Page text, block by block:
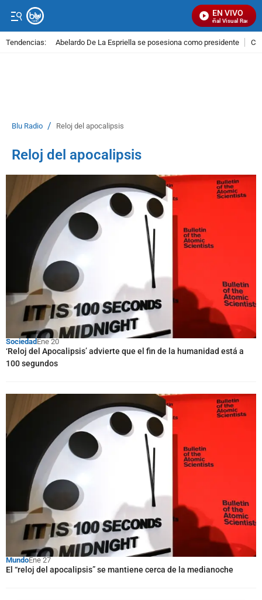
EN VIVO
Señal Visual Radio
Tendencias: Abelardo De La Espriella se posesiona como presidente
Blu Radio / Reloj del apocalipsis
Reloj del apocalipsis
SociedadEne 20
‘Reloj del Apocalipsis’ advierte que el fin de la humanidad está a
100 segundos
MundoEne 27
El “reloj del apocalipsis” se mantiene cerca de la medianoche